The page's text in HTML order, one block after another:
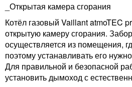
_Открытая камера сгорания
Котёл газовый Vaillant atmoTEC
открытую камеру сгорания.
осуществляется из помещения,
поэтому устанавливать его нужно
Для правильной и безопасной
установить дымоход с